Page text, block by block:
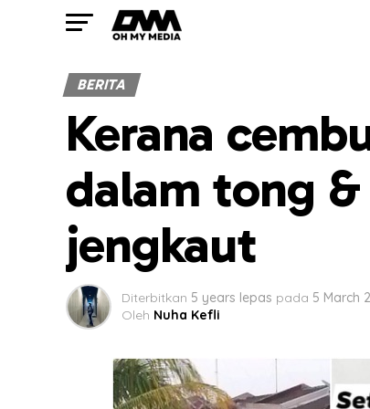
BERITA
Kerana
dalam tong
jengkaut
Diterbitkan 5 years lepas pada 5 March
Oleh Nuha Kefli